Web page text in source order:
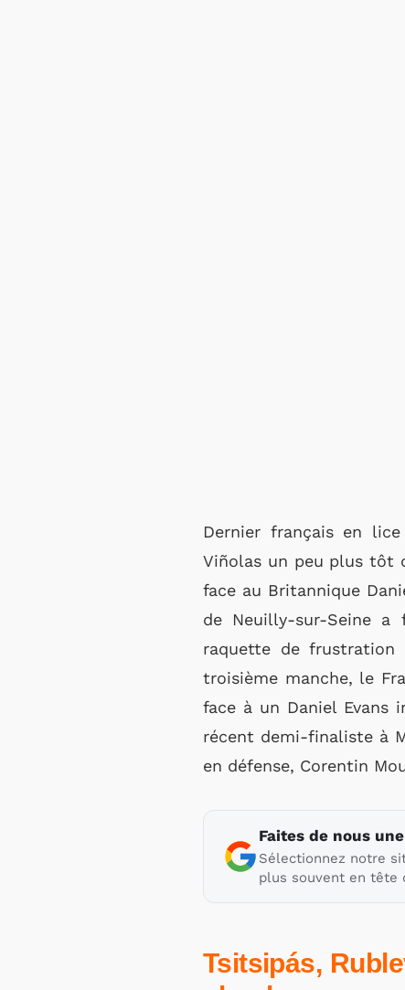
Dernier français en
Viñolas un peu plus tôt
face au Britannique
de Neuilly-sur-Seine a
raquette de frustration
troisième manche, le
face à un Daniel Evans
récent demi-finaliste à
en défense, Corentin
Faites de nous
Sélectionnez notre
plus souvent en tête
Tsitsipás,